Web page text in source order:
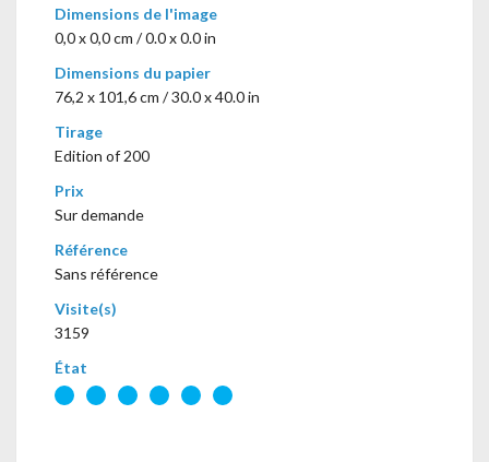
Dimensions de l'image
0,0 x 0,0 cm / 0.0 x 0.0 in
Dimensions du papier
76,2 x 101,6 cm / 30.0 x 40.0 in
Tirage
Edition of 200
Prix
Sur demande
Référence
Sans référence
Visite(s)
3159
État